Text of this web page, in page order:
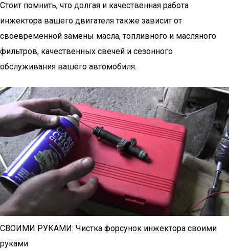
Стоит помнить, что долгая и качественная работа
инжектора вашего двигателя также зависит от
своевременной замены масла, топливного и масляного
фильтров, качественных свечей и сезонного
обслуживания вашего автомобиля.
СВОИМИ РУКАМИ: Чистка форсунок инжектора своими
руками